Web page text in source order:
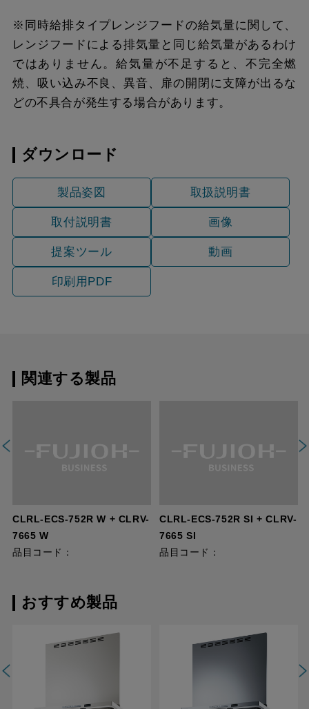
※同時給排タイプレンジフードの給気量に関して、
レンジフードによる排気量と同じ給気量があるわけ
ではありません。給気量が不足すると、不完全燃
焼、吸い込み不良、異音、扉の開閉に支障が出るな
どの不具合が発生する場合があります。
ダウンロード
製品姿図 取扱説明書
取付説明書 画像
提案ツール 動画
印刷用PDF
関連する製品
CLRL-ECS-752R W + CLRV-
7665 W
品目コード：
CLRL-ECS-752R SI + CLRV-
7665 SI
品目コード：
おすすめ製品